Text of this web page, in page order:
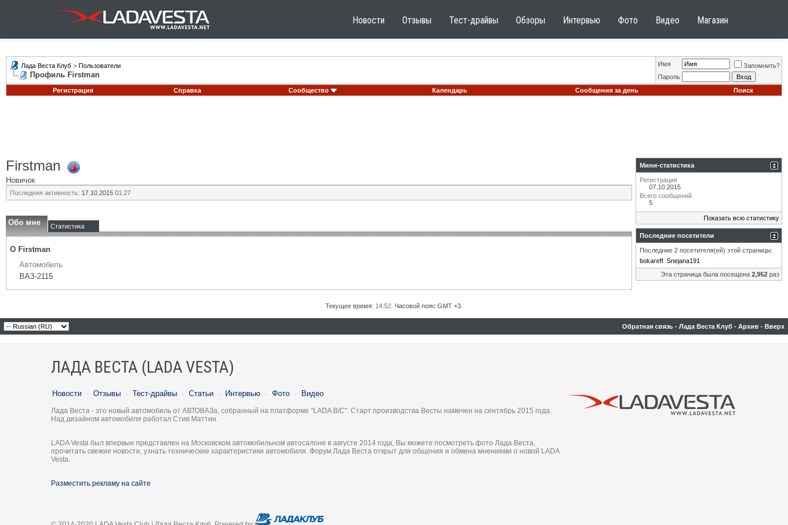
Новости Отзывы Тест-драйвы Обзоры Интервью Фото Видео Магазин
Лада Веста Клуб > Пользователи
Профиль Firstman
Имя
Запомнить?
Пароль
Регистрация
Справка Сообщество Календарь Сообщения за день Поиск
Firstman
Новичок
Последняя активность: 17.10.2015 01:27
Обо мне Статистика
О Firstman
Автомобиль
ВАЗ-2115
Мини-статистика
Регистрация
07.10.2015
Всего сообщений
5
Показать всю статистику
Последние посетители
Последние 2 посетителя(ей) этой страницы:
bokareff Snejana191
Эта страница была посещена 2,952 раз
Текущее время: 14:52 . Часовой пояс GMT +3.
Обратная связь - Лада Веста Клуб - Архив - Вверх
ЛАДА ВЕСТА (LADA VESTA)
Новости · Отзывы · Тест-драйвы · Статьи · Интервью · Фото · Видео
Лада Веста - это новый автомобиль от АВТОВАЗа, собранный на платформе "LADA B/C". Старт производства Весты намечен на сентябрь 2015 года.
Над дизайном автомобиля работал Стив Маттин.
LADA Vesta был впервые представлен на Московском автомобильном автосалоне в августе 2014 года, Вы можете посмотреть фото Лада Веста,
прочитать свежие новости, узнать технические характеристики автомобиля. Форум Лада Веста открыт для общения и обмена мнениями о новой LADA
Vesta.
Разместить рекламу на сайте